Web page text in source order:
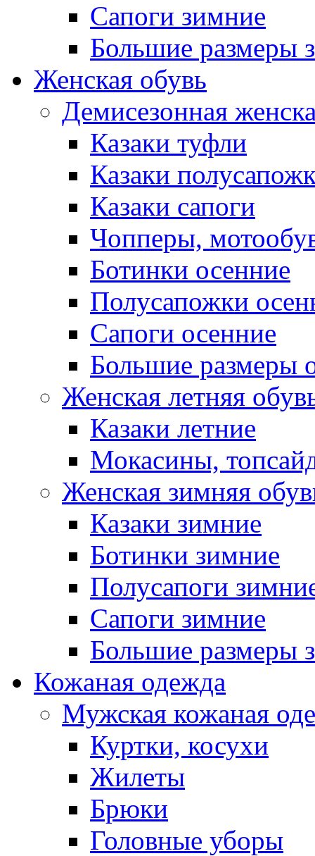
Сапоги зимние
Большие размеры
Женская обувь
Демисезонная
Казаки туфли
Казаки
Казаки сапоги
Чопперы,
Ботинки осенние
Полусапожки
Сапоги осенние
Большие размеры
Женская летняя
Казаки летние
Мокасины,
Женская зимняя
Казаки зимние
Ботинки зимние
Полусапоги
Сапоги зимние
Большие размеры
Кожаная одежда
Мужская кожаная
Куртки, косухи
Жилеты
Брюки
Головные уборы